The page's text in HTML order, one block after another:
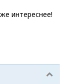
интереснее!